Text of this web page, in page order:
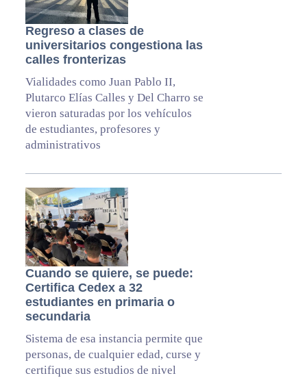
Regreso a clases de
universitarios congestiona las
calles fronterizas
Vialidades como Juan Pablo II,
Plutarco Elías Calles y Del Charro se
vieron saturadas por los vehículos
de estudiantes, profesores y
administrativos
Cuando se quiere, se puede:
Certifica Cedex a 32
estudiantes en primaria o
secundaria
Sistema de esa instancia permite que
personas, de cualquier edad, curse y
certifique sus estudios de nivel